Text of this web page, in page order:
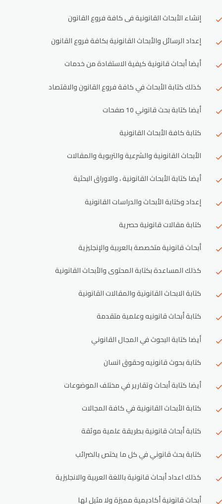
إنشاء الأبحاث القانونية فى كافة فروع القانون
إعداد الرسائل والأبحاث القانونية بكافة فروع القانون
أيضا أبحاث قانونية كيفية الاستفادة من خدمات
كذلك كتابة الأبحاث في كافة فروع القانون والاقتصاد
أيضا كتابة بحث قانوني 10 صفحات
كتابة كافة الأبحاث القانونية
الأبحاث القانونية والشرعية والتربوية والمقالات
أيضا كتابة الأبحاث القانونية ، والاوراق البحثية
إعداد وكتابة الأبحاث والدراسات القانونية
كتابة مقالات قانونية حصرية
أبحاث قانونية متخصصة بالعربية والإنجليزية
كذلك المساعدة بكتابة المحتوى والأبحاث القانونية
كتابة الابحاث القانونية والمقالات القانونية
كتابة أبحاث قانونيه وعلمية متقدمة
أيضا كتابة البحوث في المجال القانوني
كتابة بحوث قانونيه وحقوق انسان
أيضا كتابة أبحاث وتقارير في مختلف الموضوعات
كتابة الأبحاث القانونية في كافة المجالات
كتابة أبحاث قانونية بطريقة علمية موثقة
كتابة بحث قانوني في كل ما يختص بالضرائب
كذلك اعداد أبحاث قانونية باللغة العربية والانجليزية
أبحاث قانونية أكاديمية مميزة ولا مثيل لها